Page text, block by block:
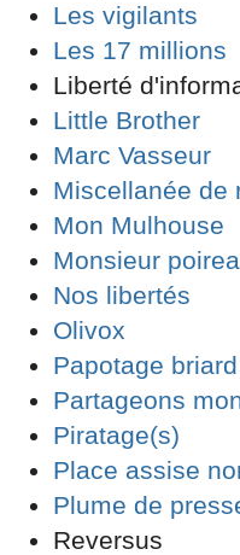
Les vigilants
Les 17 millions
Liberté
Little Brother
Marc Vasseur
Miscellanée de
Mon Mulhouse
Monsieur
Nos libertés
Olivox
Papotage briard
Partageons
Piratage(s)
Place assise
Plume de
Reversus